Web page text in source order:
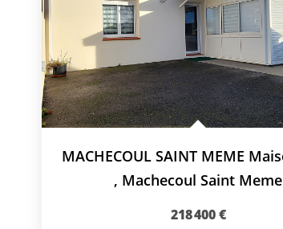
, Machecoul Saint Meme
218 400 €